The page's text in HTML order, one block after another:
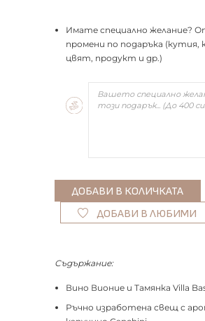
Имате специално желание?
промени по подаръка (кутия,
цвят, продукт и др.)
ДОБАВИ В ЛЮБИМИ
Съдържание:
Вино Вионие и Тамянка Villa
Ръчно изработена свещ с